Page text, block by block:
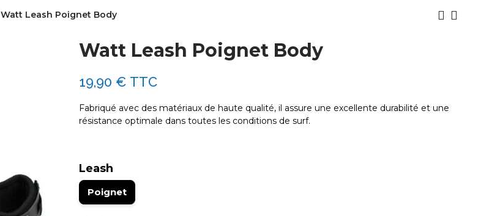
Watt Leash Poignet Body
Watt Leash Poignet Body
19,90 € TTC
Fabriqué avec des matériaux de haute qualité, il assure une excellente durabilité et une
résistance optimale dans toutes les conditions de surf.
Leash
Poignet